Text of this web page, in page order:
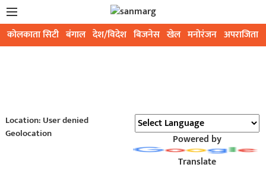
कोलकाता सिटी बंगाल देश/विदेश बिजनेस खेल मनोरंजन अपराजिता
Location: User denied
Geolocation
Powered by
Translate